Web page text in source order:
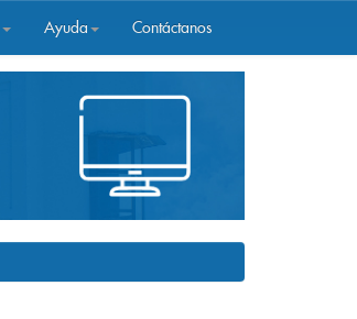
Ayuda Contáctanos